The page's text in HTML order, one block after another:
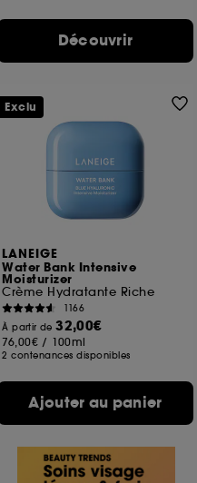
Découvrir
LANEIGE
Water Bank Intensive
Moisturizer
Crème Hydratante Riche
1166
À partir de32,00€
76,00€ / 100ml
2 contenances disponibles
Ajouter au panier
Exclu